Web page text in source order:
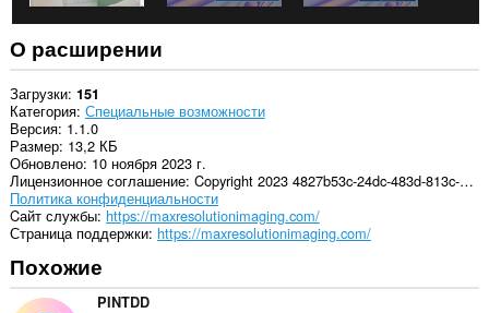
О расширении
Загрузки 151
Категория Специальные возможности
Версия 1.1.0
Размер 13,2 КБ
Обновлено 10 ноября 2023 г.
Лицензионное соглашение
Copyright 2023 4827b53c-24dc-483d-813c-a4312e707645
Политика конфиденциальности
Cайт службы https://maxresolutionimaging.com/
Страница поддержки https://maxresolutionimaging.com/
Похожие
PINTDD